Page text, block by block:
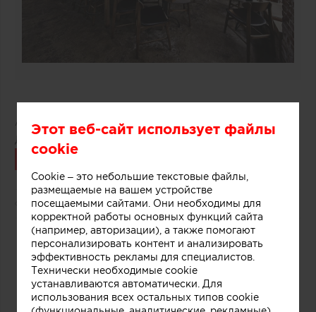
Автор:
СОВЕТ ЭКСПЕРТОВ
5215 0
11
Этот веб-сайт использует файлы
cookie
Cookie – это небольшие текстовые файлы,
размещаемые на вашем устройстве
посещаемыми сайтами. Они необходимы для
корректной работы основных функций сайта
(например, авторизации), а также помогают
персонализировать контент и анализировать
эффективность рекламы для специалистов.
Технически необходимые cookie
устанавливаются автоматически. Для
использования всех остальных типов cookie